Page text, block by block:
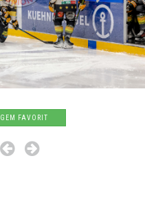
GEM FAVORIT